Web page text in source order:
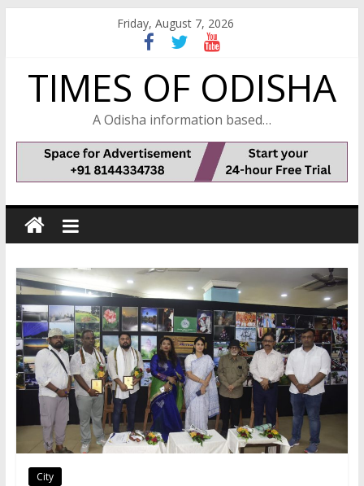
Friday, August 7, 2026
TIMES OF ODISHA
A Odisha information based…
City